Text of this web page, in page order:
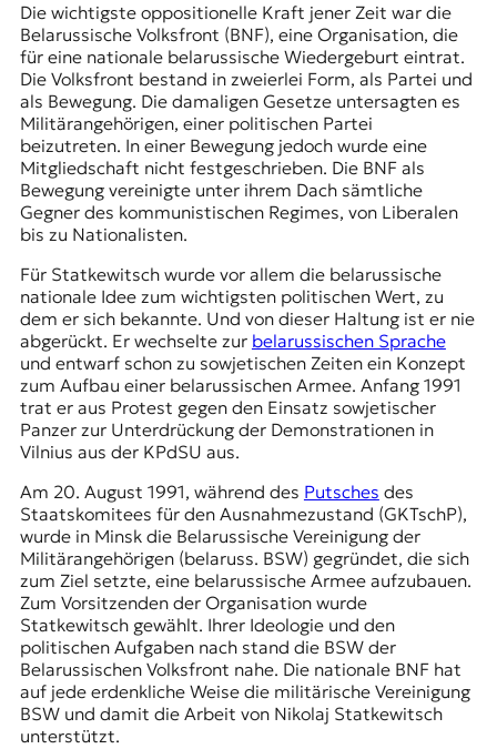
u
n
d
M
e
d
e
n
k
o
m
p
e
t
e
n
z
z
u
O
s
t
e
u
r
o
p
a
Die wichtigste oppositionelle Kraft jener Zeit war die
Belarussische Volksfront (BNF), eine Organisation, die
für eine nationale belarussische Wiedergeburt eintrat.
Die Volksfront bestand in zweierlei Form, als Partei und
als Bewegung. Die damaligen Gesetze untersagten es
Militärangehörigen, einer politischen Partei
beizutreten. In einer Bewegung jedoch wurde eine
Mitgliedschaft nicht festgeschrieben. Die BNF als
Bewegung vereinigte unter ihrem Dach sämtliche
Gegner des kommunistischen Regimes, von Liberalen
bis zu Nationalisten.
Für Statkewitsch wurde vor allem die belarussische
nationale Idee zum wichtigsten politischen Wert, zu
dem er sich bekannte. Und von dieser Haltung ist er nie
abgerückt. Er wechselte zur belarussischen Sprache
und entwarf schon zu sowjetischen Zeiten ein Konzept
zum Aufbau einer belarussischen Armee. Anfang 1991
trat er aus Protest gegen den Einsatz sowjetischer
Panzer zur Unterdrückung der Demonstrationen in
Vilnius aus der KPdSU aus.
Am 20. August 1991, während des Putsches des
Staatskomitees für den Ausnahmezustand (GKTschP),
wurde in Minsk die Belarussische Vereinigung der
Militärangehörigen (belaruss. BSW) gegründet, die sich
zum Ziel setzte, eine belarussische Armee aufzubauen.
Zum Vorsitzenden der Organisation wurde
Statkewitsch gewählt. Ihrer Ideologie und den
politischen Aufgaben nach stand die BSW der
Belarussischen Volksfront nahe. Die nationale BNF hat
auf jede erdenkliche Weise die militärische Vereinigung
BSW und damit die Arbeit von Nikolaj Statkewitsch
unterstützt.